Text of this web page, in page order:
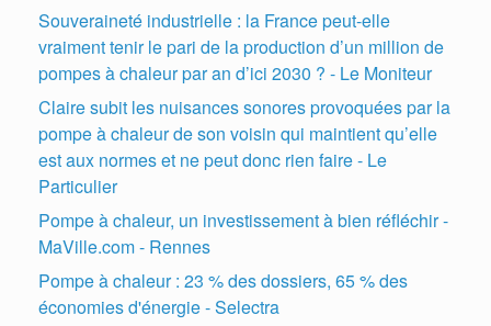
Souveraineté industrielle : la France peut-elle
vraiment tenir le pari de la production d’un million de
pompes à chaleur par an d’ici 2030 ? - Le Moniteur
Claire subit les nuisances sonores provoquées par la
pompe à chaleur de son voisin qui maintient qu’elle
est aux normes et ne peut donc rien faire - Le
Particulier
Pompe à chaleur, un investissement à bien réfléchir -
MaVille.com - Rennes
Pompe à chaleur : 23 % des dossiers, 65 % des
économies d'énergie - Selectra